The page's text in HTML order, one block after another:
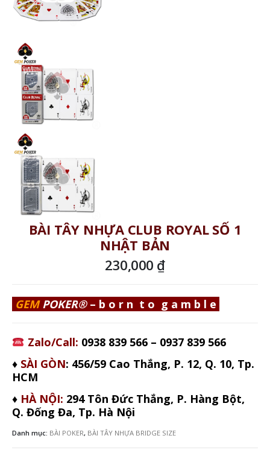
BÀI TÂY NHỰA CLUB ROYAL SỐ 1
NHẬT BẢN
230,000 ₫
GEM POKER®– b o r n t o g a m b l e
Zalo/Call: 0938 839 566– 0937 839 566
♦ SÀI GÒN: 456/59 Cao Thắng, P. 12, Q. 10, Tp.
HCM
♦ HÀ NỘI: 294 Tôn Đức Thắng, P. Hàng Bột,
Q. Đống Đa, Tp. Hà Nội
Danh mục: BÀI POKER, BÀI TÂY NHỰA BRIDGE SIZE